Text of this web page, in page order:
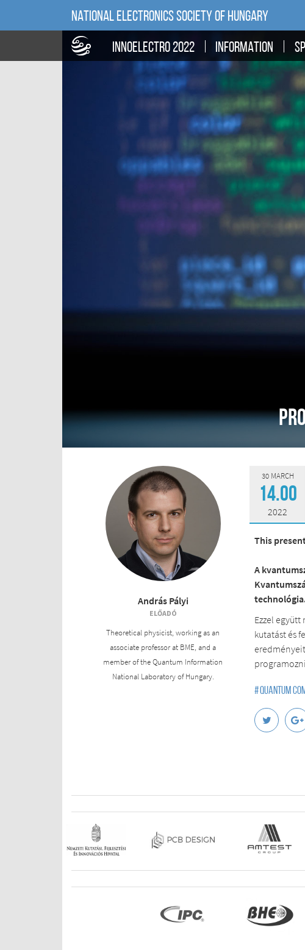
NATIONAL ELECTRONICS SOCIETY OF HUNGARY
INNOELECTRO 2022 INFORMATION
30 MARCH
14.00
2022
This
A
Ezzel
kutatást és
#quantum
András Pályi
ELŐADÓ
Theoretical physicist, working as an
associate professor at BME, and a
member of the Quantum Information
National Laboratory of Hungary.